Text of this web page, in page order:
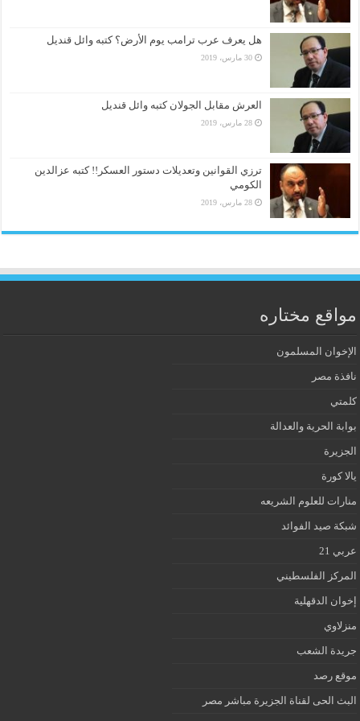
هل يعرف عرب ترامب يوم الأرض؟ كتبه وائل قنديل
30 مارس، 2019
العرش مقابل الجولان كتبه وائل قنديل
28 مارس، 2019
ترزي القوانين وتعديلات دستور العسكر!! كتبه عزالدين
الكومي
28 مارس، 2019
مواقع مختاره
الإخوان المسلمون
نافذة مصر
كلمتي
بوابة الحرية والعدالة
الجزيرة
يالا كورة
منارات للعلوم الشريعه
شبكة صيد الفوائد
عربي 21
المركز الفلسطيني
إخوان الدقهلية
منزلاوي
جريدة الشعب
موقع رصد
البث الحى لقناة الجزيرة مباشر مصر